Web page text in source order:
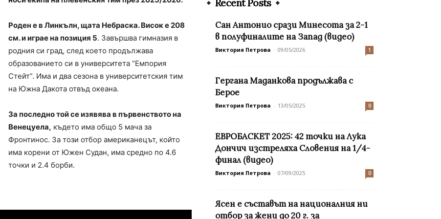
Роден е в Линкълн, щата Небраска. Висок е 208
см. и играе на позиция 5. Завършва гимназия в
родния си град, след което продължава
образованието си в университета “Емпория
Стейт”. Има и два сезона в университетския тим
на Южна Дакота отвъд океана.
За последно той се изявява в първенството на
Венецуела, където има общо 5 мача за
Фронтинос. За този отбор американецът, който
има корени от Южен Судан, има средно по 4.6
точки и 2.4 борби.
Recent Posts
Сан Антонио срази Минесота за 2-1
в полуфиналите на Запад (видео)
Виктория Петрова - 09/05/2026 1
Гергана Маданкова продължава с
Берое
Виктория Петрова - 13/05/2025 0
ЕВРОБАСКЕТ 2025: 42 точки на Лука
Дончич изстреляха Словения на 1/4-
финал (видео)
Виктория Петрова - 07/09/2025 0
Ясен е съставът на националния ни
отбор за жени до 20 г. за